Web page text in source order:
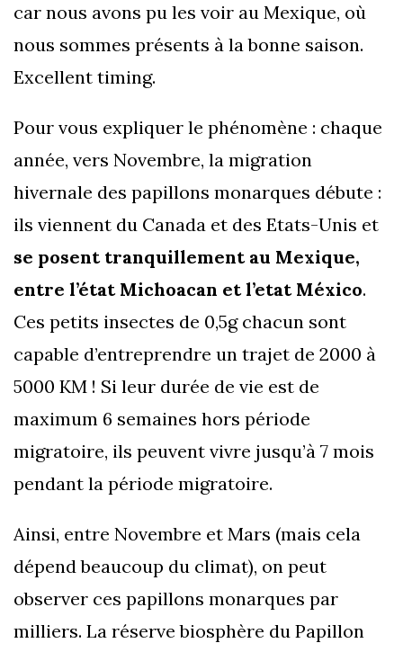
car nous avons pu les voir au Mexique, où
nous sommes présents à la bonne saison.
Excellent timing.
Pour vous expliquer le phénomène : chaque
année, vers Novembre, la migration
hivernale des papillons monarques débute :
ils viennent du Canada et des Etats-Unis et
se posent tranquillement au Mexique,
entre l’état Michoacan et l’etat México.
Ces petits insectes de 0,5g chacun sont
capable d’entreprendre un trajet de 2000 à
5000 KM ! Si leur durée de vie est de
maximum 6 semaines hors période
migratoire, ils peuvent vivre jusqu’à 7 mois
pendant la période migratoire.
Ainsi, entre Novembre et Mars (mais cela
dépend beaucoup du climat), on peut
observer ces papillons monarques par
milliers. La réserve biosphère du Papillon